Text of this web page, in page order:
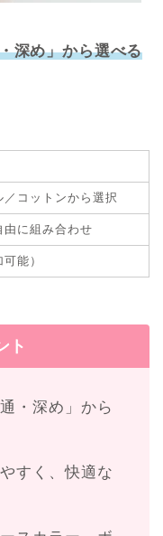
深め」から選べる
コットンから選択
由に組み合わせ
能）
ト
・深め」から
すく、快適な